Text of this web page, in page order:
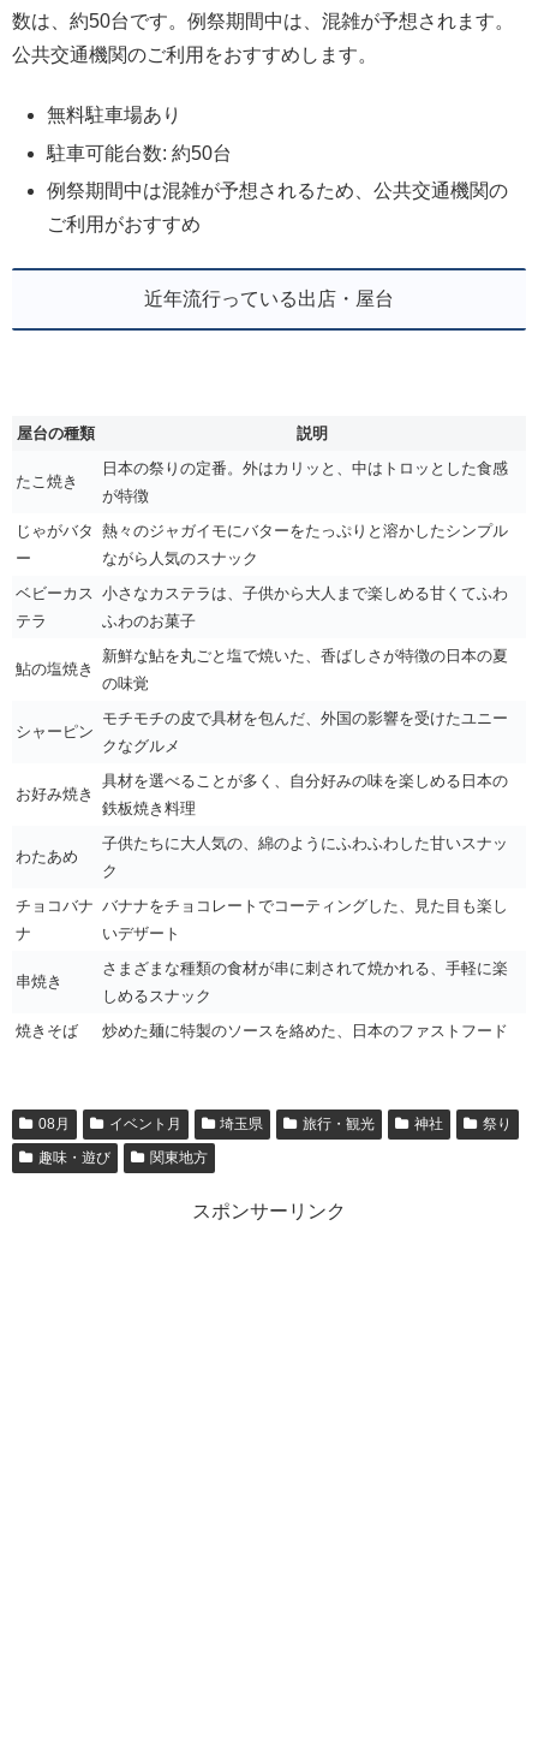
数は、約50台です。例祭期間中は、混雑が予想されます。
公共交通機関のご利用をおすすめします。
無料駐車場あり
駐車可能台数: 約50台
例祭期間中は混雑が予想されるため、公共交通機関の
ご利用がおすすめ
近年流行っている出店・屋台
屋台の種類 説明
たこ焼き
日本の祭りの定番。外はカリッと、中はトロッとした食感
が特徴
じゃがバタ
ー
熱々のジャガイモにバターをたっぷりと溶かしたシンプル
ながら人気のスナック
ベビーカス
テラ
小さなカステラは、子供から大人まで楽しめる甘くてふわ
ふわのお菓子
鮎の塩焼き
新鮮な鮎を丸ごと塩で焼いた、香ばしさが特徴の日本の夏
の味覚
シャーピン
モチモチの皮で具材を包んだ、外国の影響を受けたユニー
クなグルメ
お好み焼き
具材を選べることが多く、自分好みの味を楽しめる日本の
鉄板焼き料理
わたあめ
子供たちに大人気の、綿のようにふわふわした甘いスナッ
ク
チョコバナ
ナ
バナナをチョコレートでコーティングした、見た目も楽し
いデザート
串焼き
さまざまな種類の食材が串に刺されて焼かれる、手軽に楽
しめるスナック
焼きそば
炒めた麺に特製のソースを絡めた、日本のファストフード
08月 イベント月 埼玉県 旅行・観光 神社
祭り
趣味・遊び
関東地方
スポンサーリンク